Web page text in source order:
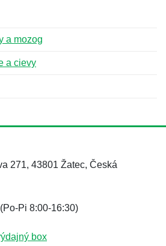
a mozog
a cievy
271, 43801 Žatec, Česká
(Po-Pi 8:00-16:30)
box